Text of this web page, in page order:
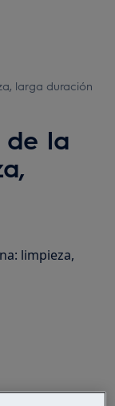
larga duración
de la
limpieza,